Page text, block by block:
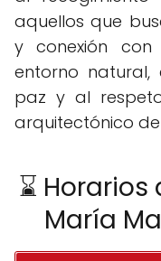
aquellos que
y conexión
entorno
paz y al
arquitectónico
⌛
María